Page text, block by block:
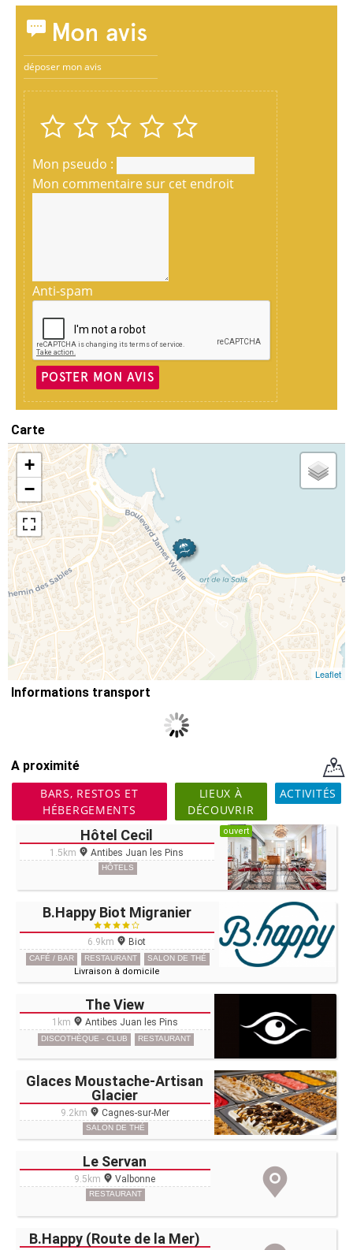
Mon avis
déposer mon avis
Mon pseudo :
Mon commentaire sur cet endroit
Anti-spam
POSTER MON AVIS
Carte
+
−
Leaflet
Informations transport
A proximité
BARS, RESTOS ET
HÉBERGEMENTS
LIEUX À
DÉCOUVRIR
ACTIVITÉS
Hôtel Cecil
1.5km Antibes Juan les Pins
HÔTELS
ouvert
B.Happy Biot Migranier
6.9km Biot
CAFÉ / BAR RESTAURANT SALON DE THÉ
Livraison à domicile
The View
1km Antibes Juan les Pins
DISCOTHÈQUE - CLUB RESTAURANT
Glaces Moustache-Artisan
Glacier
9.2km Cagnes-sur-Mer
SALON DE THÉ
Le Servan
9.5km Valbonne
RESTAURANT
B.Happy (Route de la Mer)